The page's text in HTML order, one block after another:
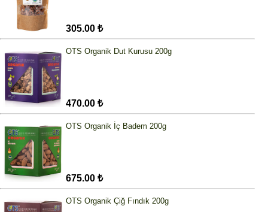
305.00 ₺
OTS Organik Dut Kurusu 200g
470.00 ₺
OTS Organik İç Badem 200g
675.00 ₺
OTS Organik Çiğ Fındık 200g